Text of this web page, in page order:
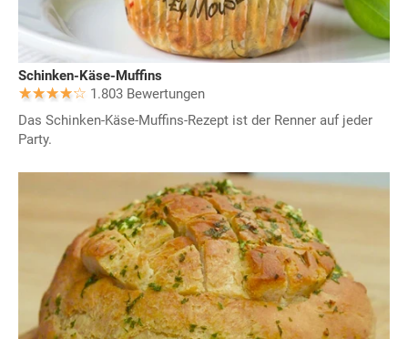
Schinken-Käse-Muffins
1.803 Bewertungen
Das Schinken-Käse-Muffins-Rezept ist der Renner auf jeder
Party.